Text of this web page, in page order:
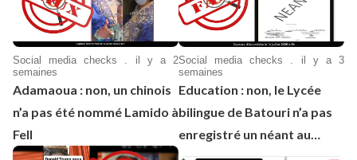
Social media checks . il y a 2
semaines
Adamaoua : non, un chinois
n’a pas été nommé Lamido à
Fell
Social media checks . il y a 3
semaines
Education : non, le Lycée
bilingue de Batouri n’a pas
enregistré un néant au
BEPC 2026